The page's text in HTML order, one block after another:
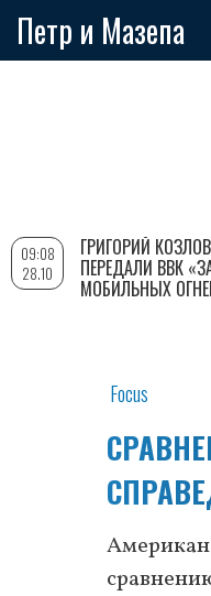
Петр и Мазепа
Focus
09:08
28.10
ГРИГОРИЙ
ПЕРЕДАЛИ ВВК
МОБИЛЬНЫХ